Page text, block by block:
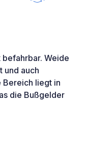
Weide
und auch
liegt in
die Bußgelder